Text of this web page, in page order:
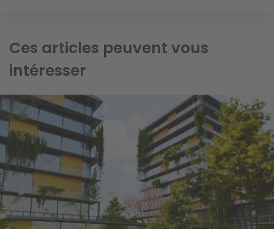
Ces articles peuvent vous
intéresser
Image